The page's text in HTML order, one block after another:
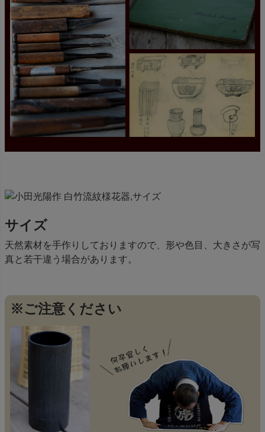
サイズ
天然素材を手作りしておりますので、形や色目、大きさが写
真と若干違う場合があります。
※ご注意ください